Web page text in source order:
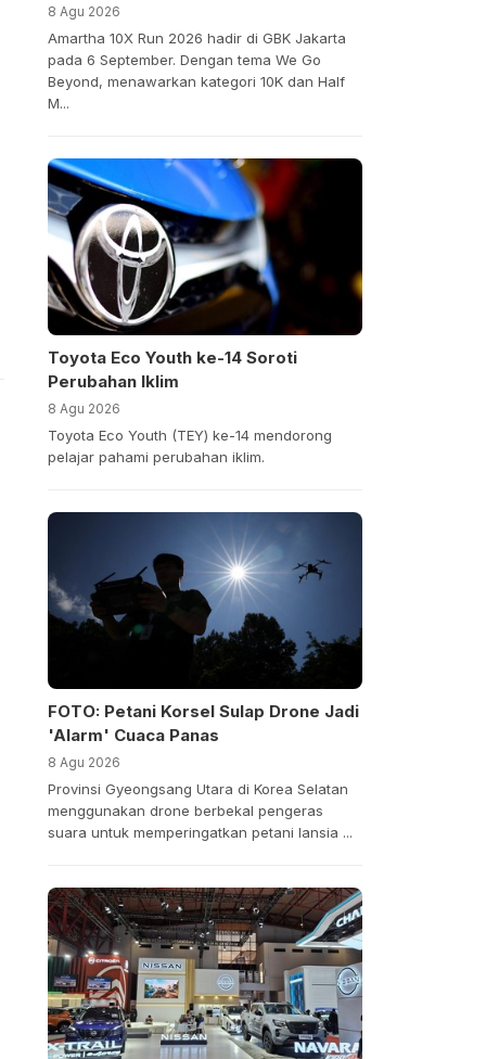
8 Agu 2026
Amartha 10X Run 2026 hadir di GBK Jakarta
pada 6 September. Dengan tema We Go
Beyond, menawarkan kategori 10K dan Half
M...
Toyota Eco Youth ke-14 Soroti
Perubahan Iklim
8 Agu 2026
Toyota Eco Youth (TEY) ke-14 mendorong
pelajar pahami perubahan iklim.
FOTO: Petani Korsel Sulap Drone Jadi
'Alarm' Cuaca Panas
8 Agu 2026
Provinsi Gyeongsang Utara di Korea Selatan
menggunakan drone berbekal pengeras
suara untuk memperingatkan petani lansia ...